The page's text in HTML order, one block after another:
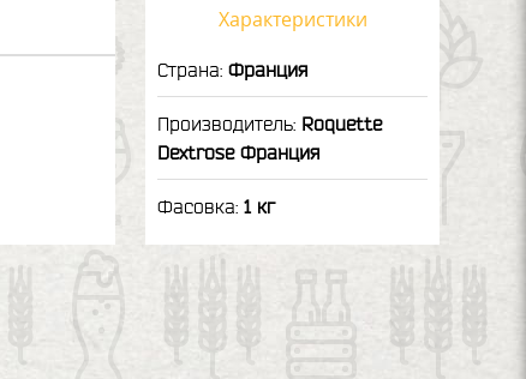
Характеристики
Страна: Франция
Производитель: Roquette
Dextrose Франция
Фасовка: 1 кг